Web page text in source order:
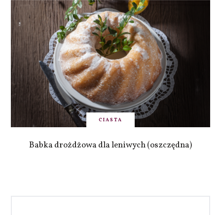
CIASTA
Babka drożdżowa dla leniwych (oszczędna)